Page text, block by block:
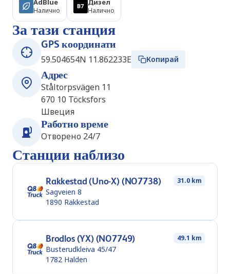
AdBlue
Налично
Дизел
Налично
За тази станция
GPS координати
59.504654N 11.862233E
Копирай
Адрес
Ståltorpsvägen 11
670 10 Töcksfors
Швеция
Работно време
Отворено 24/7
Станции наблизо
Rakkestad (Uno-X) (NO7738) 31.0 km
Sagveien 8
1890 Rakkestad
Brodlos (YX) (NO7749) 49.1 km
Busterudkleiva 45/47
1782 Halden